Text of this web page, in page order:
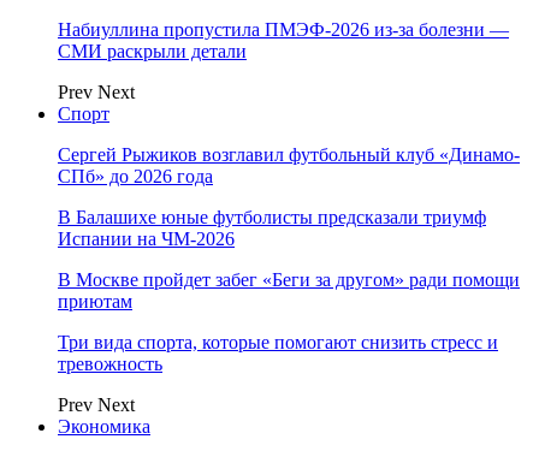
Набиуллина пропустила ПМЭФ-2026 из-за болезни —
СМИ раскрыли детали
Prev Next
Спорт
Сергей Рыжиков возглавил футбольный клуб «Динамо-
СПб» до 2026 года
В Балашихе юные футболисты предсказали триумф
Испании на ЧМ-2026
В Москве пройдет забег «Беги за другом» ради помощи
приютам
Три вида спорта, которые помогают снизить стресс и
тревожность
Prev Next
Экономика